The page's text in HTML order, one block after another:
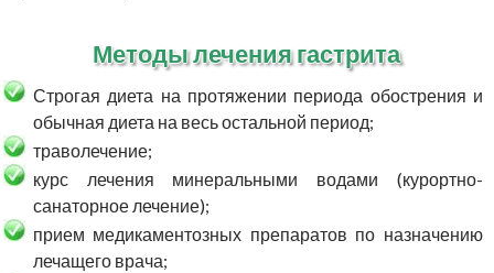
Методы лечения гастрита
Строгая диета на протяжении периода обострения и
обычная диета на весь остальной период;
траволечение;
курс лечения минеральными водами (курортно-
санаторное лечение);
прием медикаментозных препаратов по назначению
лечащего врача;